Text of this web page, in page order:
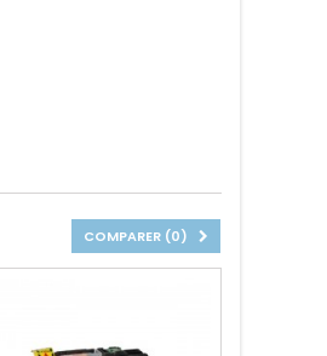
COMPARER (0)